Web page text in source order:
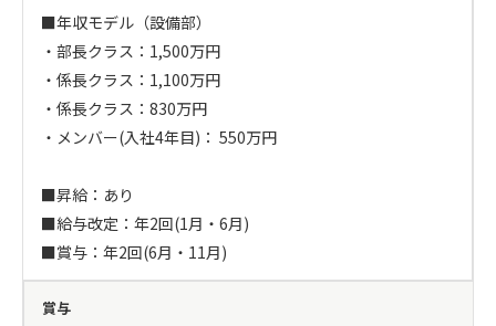
■年収モデル（設備部）
・部長クラス：1,500万円
・係長クラス：1,100万円
・係長クラス：830万円
・メンバー(入社4年目)： 550万円
■昇給：あり
■給与改定：年2回(1月・6月)
■賞与：年2回(6月・11月)
賞与